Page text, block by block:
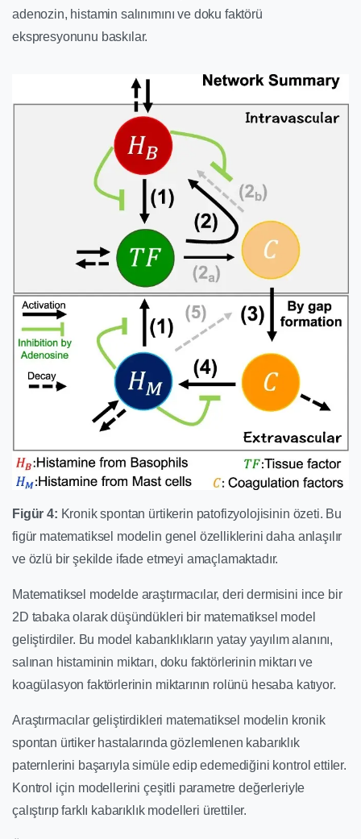
adenozin, histamin salınımını ve doku faktörü
ekspresyonunu baskılar.
Figür 4: Kronik spontan ürtikerin patofizyolojisinin özeti. Bu
figür matematiksel modelin genel özelliklerini daha anlaşılır
ve özlü bir şekilde ifade etmeyi amaçlamaktadır.
Matematiksel modelde araştırmacılar, deri dermisini ince bir
2D tabaka olarak düşündükleri bir matematiksel model
geliştirdiler. Bu model kabarıklıkların yatay yayılım alanını,
salınan histaminin miktarı, doku faktörlerinin miktarı ve
koagülasyon faktörlerinin miktarının rolünü hesaba katıyor.
Araştırmacılar geliştirdikleri matematiksel modelin kronik
spontan ürtiker hastalarında gözlemlenen kabarıklık
paternlerini başarıyla simüle edip edemediğini kontrol ettiler.
Kontrol için modellerini çeşitli parametre değerleriyle
çalıştırıp farklı kabarıklık modelleri ürettiler.